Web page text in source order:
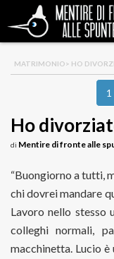
MATRIMONIO> HO
1
Ho
di Mentire di fronte alle
“Buongiorno a tutti,
chi dovrei mandare
Lavoro nello stesso
colleghi normali,
macchinetta. Lucio